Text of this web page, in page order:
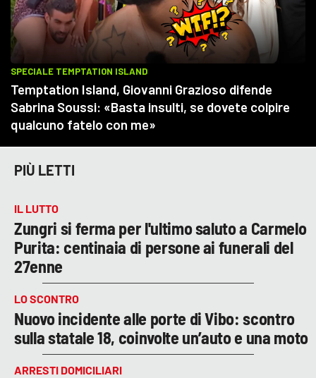
PIÙ LETTI
IL LUTTO
Zungri si ferma per l'ultimo saluto a Carmelo
Purita: centinaia di persone ai funerali del
27enne
LO SCONTRO
Nuovo incidente alle porte di Vibo: scontro
sulla statale 18, coinvolte un’auto e una moto
ARRESTI DOMICILIARI